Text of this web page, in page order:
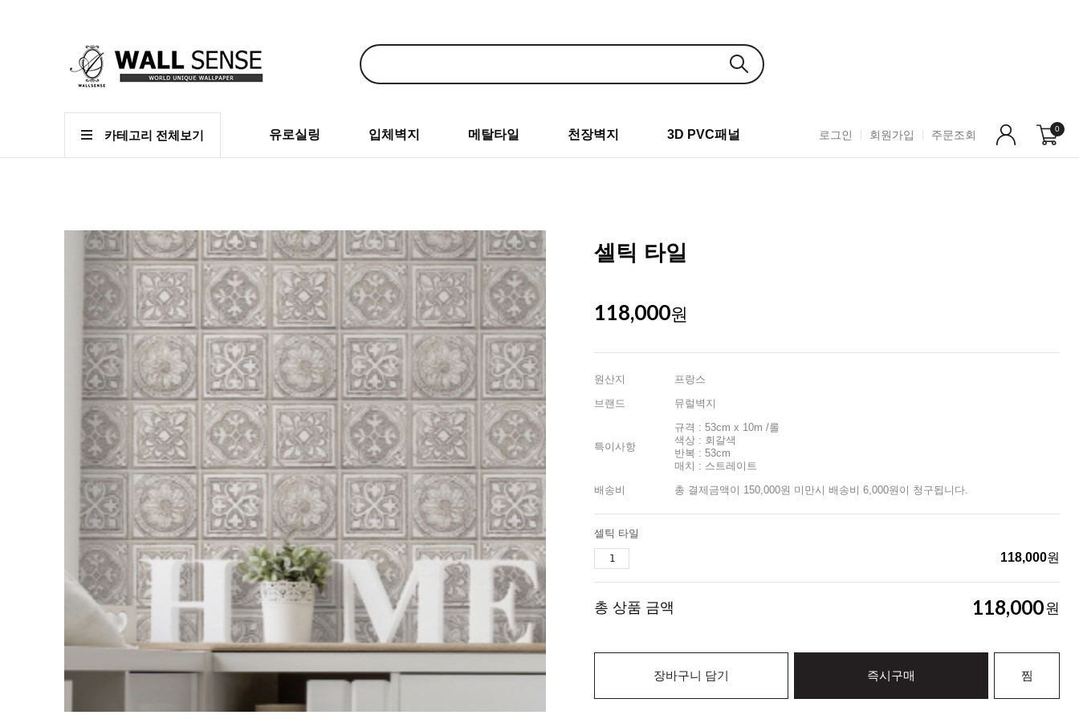
카테고리 전체보기 유로실링 입체벽지 메탈타일 천장벽지 3D PVC패널 로그인 회원가입 주문조회 0
셀틱 타일
118,000원
원산지
프랑스
브랜드
뮤럴벽지
특이사항
규격 : 53cm x 10m /롤
색상 : 회갈색
반복 : 53cm
매치 : 스트레이트
배송비
총 결제금액이 150,000원 미만시 배송비 6,000원이 청구됩니다.
셀틱 타일
118,000원
총 상품 금액 118,000원
장바구니 담기 즉시구매 찜